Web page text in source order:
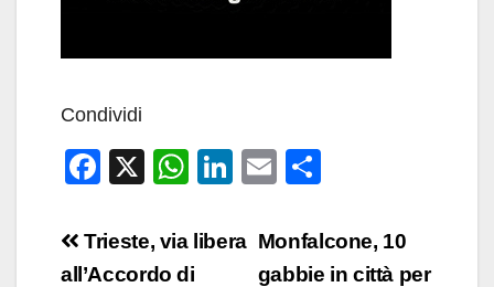
Condividi
F
c
e
X
W
at
s
Li
k
E
ail n
di
NavigazioneMonfalcone, 10
gabbie in città per
Trieste, via libera
all’Accordo di